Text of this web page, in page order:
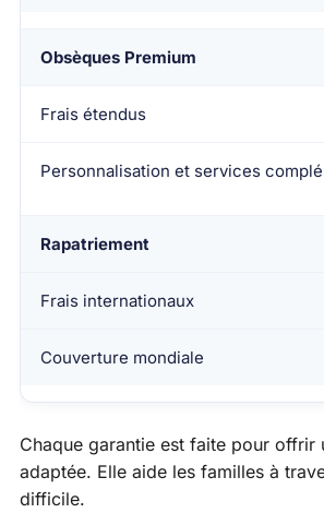
Obsèques Premium
Frais étendus
Personnalisation et services
Rapatriement
Frais internationaux
Couverture mondiale
Chaque garantie est faite pour offrir
adaptée. Elle aide les familles à
difficile.